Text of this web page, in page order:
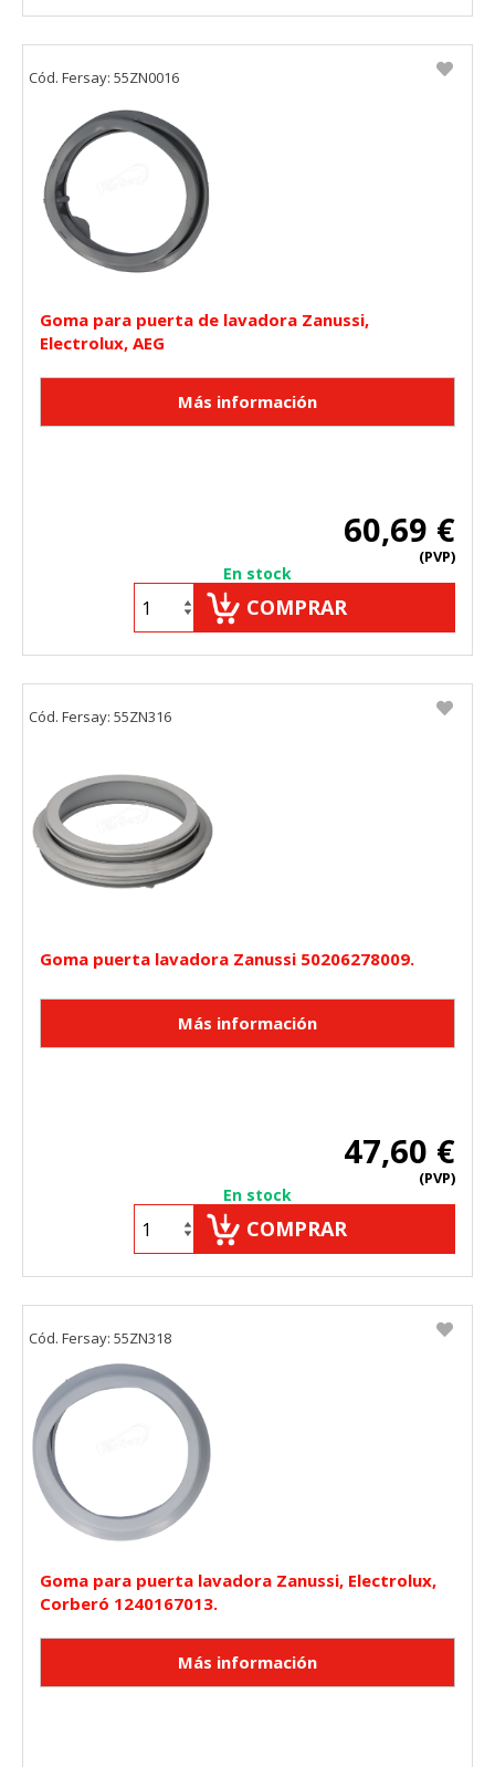
Goma para puerta de lavadora Zanussi,
Electrolux, AEG
60,69 €
(PVP)
En stock
COMPRAR
Cód. Fersay: 55ZN0016
Goma puerta lavadora Zanussi 50206278009.
47,60 €
(PVP)
En stock
COMPRAR
Cód. Fersay: 55ZN316
Goma para puerta lavadora Zanussi, Electrolux,
Corberó 1240167013.
Cód. Fersay: 55ZN318
"Configuración de cookies" al pie de la página. También puedes